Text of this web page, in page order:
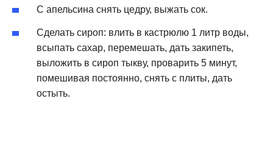
С апельсина снять цедру, выжать сок.
Сделать сироп: влить в кастрюлю 1 литр воды,
всыпать сахар, перемешать, дать закипеть,
выложить в сироп тыкву, проварить 5 минут,
помешивая постоянно, снять с плиты, дать
остыть.